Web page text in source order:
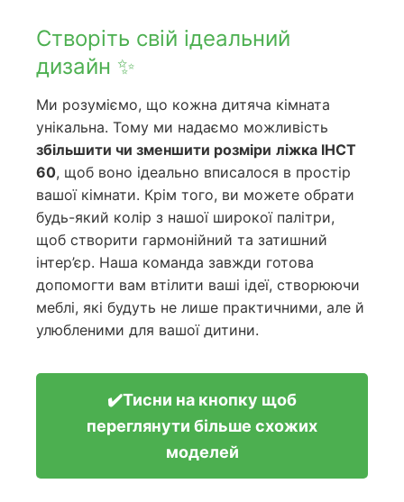
Створіть свій ідеальний
дизайн ✨
Ми розуміємо, що кожна дитяча кімната
унікальна. Тому ми надаємо можливість
збільшити чи зменшити розміри ліжка ІНСТ
60, щоб воно ідеально вписалося в простір
вашої кімнати. Крім того, ви можете обрати
будь-який колір з нашої широкої палітри,
щоб створити гармонійний та затишний
інтер’єр. Наша команда завжди готова
допомогти вам втілити ваші ідеї, створюючи
меблі, які будуть не лише практичними, але й
улюбленими для вашої дитини.
✔️Тисни на кнопку щоб
переглянути більше схожих
моделей